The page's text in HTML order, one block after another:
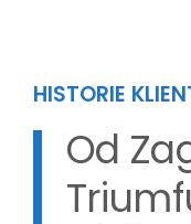
HISTORIE
Od